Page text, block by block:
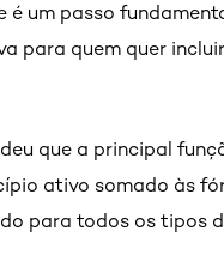
é um passo
para quem quer
que a principal
ativo somado às
para todos os tipos